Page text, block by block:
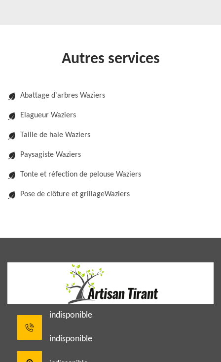
Autres services
Abattage d'arbres Waziers
Elagueur Waziers
Taille de haie Waziers
Paysagiste Waziers
Tonte et réfection de pelouse Waziers
Pose de clôture et grillageWaziers
indisponible
indisponible